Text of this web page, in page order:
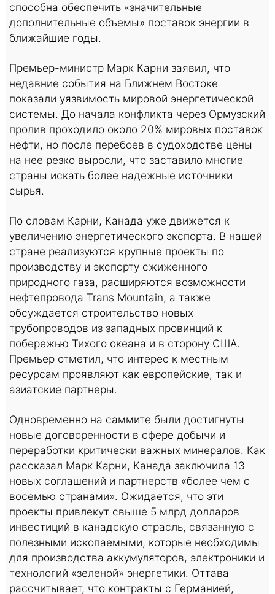
способна обеспечить «значительные
дополнительные объемы» поставок энергии в
ближайшие годы.
Премьер-министр Марк Карни заявил, что
недавние события на Ближнем Востоке
показали уязвимость мировой энергетической
системы. До начала конфликта через Ормузский
пролив проходило около 20% мировых поставок
нефти, но после перебоев в судоходстве цены
на нее резко выросли, что заставило многие
страны искать более надежные источники
сырья.
По словам Карни, Канада уже движется к
увеличению энергетического экспорта. В нашей
стране реализуются крупные проекты по
производству и экспорту сжиженного
природного газа, расширяются возможности
нефтепровода Trans Mountain, а также
обсуждается строительство новых
трубопроводов из западных провинций к
побережью Тихого океана и в сторону США.
Премьер отметил, что интерес к местным
ресурсам проявляют как европейские, так и
азиатские партнеры.
Одновременно на саммите были достигнуты
новые договоренности в сфере добычи и
переработки критически важных минералов. Как
рассказал Марк Карни, Канада заключила 13
новых соглашений и партнерств «более чем с
восемью странами». Ожидается, что эти
проекты привлекут свыше 5 млрд долларов
инвестиций в канадскую отрасль, связанную с
полезными ископаемыми, которые необходимы
для производства аккумуляторов, электроники и
технологий «зеленой» энергетики. Оттава
рассчитывает, что контракты с Германией,